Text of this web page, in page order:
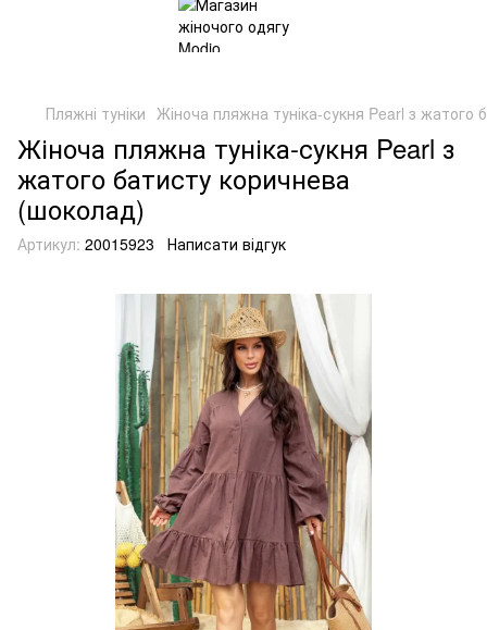
Пляжні туніки Жіноча пляжна туніка-сукня Pearl з жатого
Жіноча пляжна туніка-сукня Pearl з
жатого батисту коричнева
(шоколад)
Артикул: 20015923 Написати відгук